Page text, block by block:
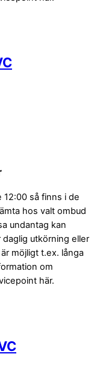
12:00 så finns i de
hos valt ombud
undantag kan
utkörning eller
möjligt t.ex. långa
om
här.